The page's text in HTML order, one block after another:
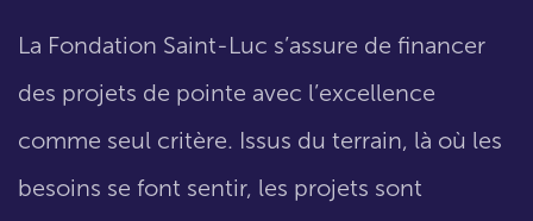
La Fondation Saint-Luc s’assure de financer
des projets de pointe avec l’excellence
comme seul critère. Issus du terrain, là où les
besoins se font sentir, les projets sont